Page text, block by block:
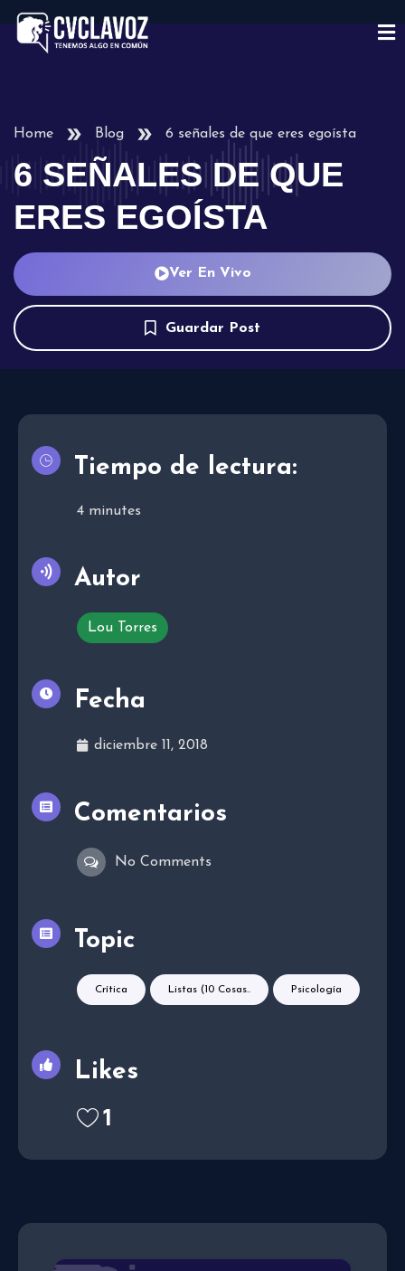
Home Blog 6 señales de que eres egoísta
6 SEÑALES DE QUE
ERES EGOÍSTA
Ver En Vivo
Guardar Post
Tiempo de lectura:
4 minutes
Autor
Lou Torres
Fecha
diciembre 11, 2018
Comentarios
No Comments
Topic
Crítica Listas (10 Cosas.. Psicología
Likes
1